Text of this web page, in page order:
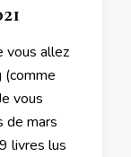
vous allez
(comme
vous
de mars
livres lus